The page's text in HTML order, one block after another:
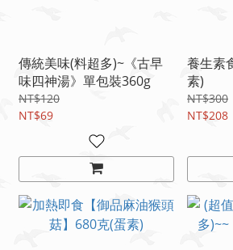
傳統美味(料超多)~《古早
味四神湯》單包裝360g
NT$120
NT$69
養生素
素)
NT$300
NT$208